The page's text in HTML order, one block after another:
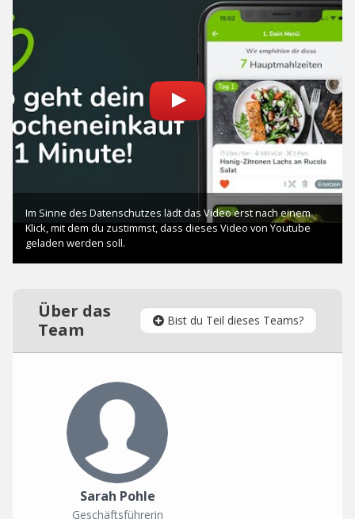
Über das
Team
Bist du Teil dieses Teams?
Sarah Pohle
Geschäftsführerin